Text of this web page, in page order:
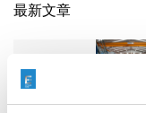
最新文章